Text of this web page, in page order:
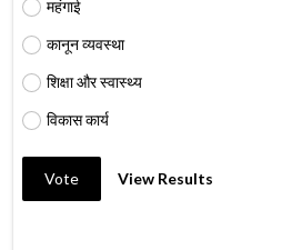
महंगाई
कानून व्यवस्था
शिक्षा और स्वास्थ्य
विकास कार्य
Vote View Results